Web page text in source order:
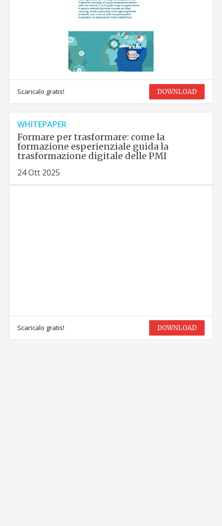
Scaricalo gratis! DOWNLOAD
WHITEPAPER
Formare per trasformare: come la
formazione esperienziale guida la
trasformazione digitale delle PMI
24 Ott 2025
Scaricalo gratis! DOWNLOAD